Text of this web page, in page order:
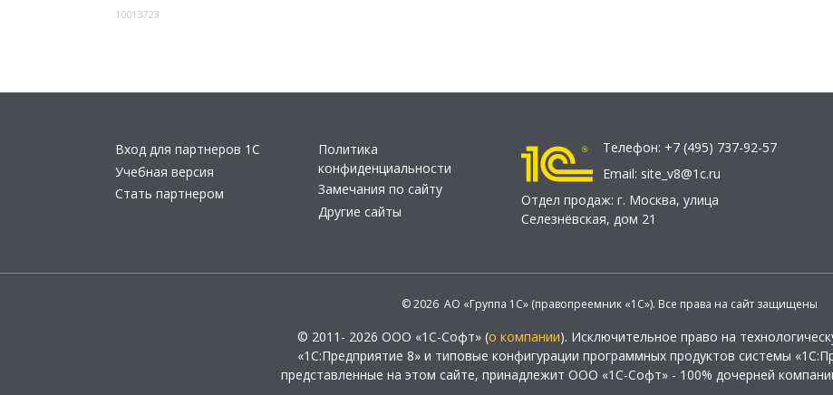
10013723
Вход для партнеров 1С
Учебная версия
Стать партнером
Политика
конфиденциальности
Замечания по сайту
Другие сайты
Телефон: +7 (495) 737-92-57
Email: site_v8@1c.ru
Отдел продаж: г. Москва, улица
Селезнёвская, дом 21
© 2026 АО «Группа 1С» (правопреемник «1С»). Все права на сайт защищены
© 2011- 2026 ООО «1С-Софт» (о компании). Исключительное право на
«1С:Предприятие 8» и типовые конфигурации программных продуктов системы
представленные на этом сайте, принадлежит ООО «1С-Софт» - 100% дочерней